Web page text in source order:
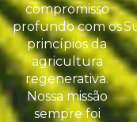
compromisso
profundo com os
princípios da
agricultura
regenerativa.
Nossa missão
sempre foi